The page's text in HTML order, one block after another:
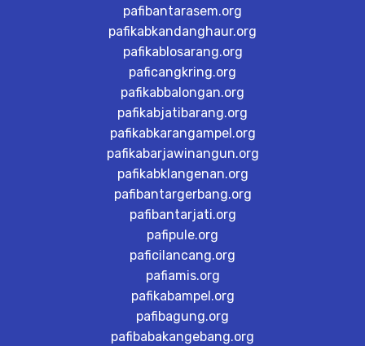
pafibantarasem.org
pafikabkandanghaur.org
pafikablosarang.org
paficangkring.org
pafikabbalongan.org
pafikabjatibarang.org
pafikabkarangampel.org
pafikabarjawinangun.org
pafikabklangenan.org
pafibantargerbang.org
pafibantarjati.org
pafipule.org
paficilancang.org
pafiamis.org
pafikabampel.org
pafibagung.org
pafibabakangebang.org